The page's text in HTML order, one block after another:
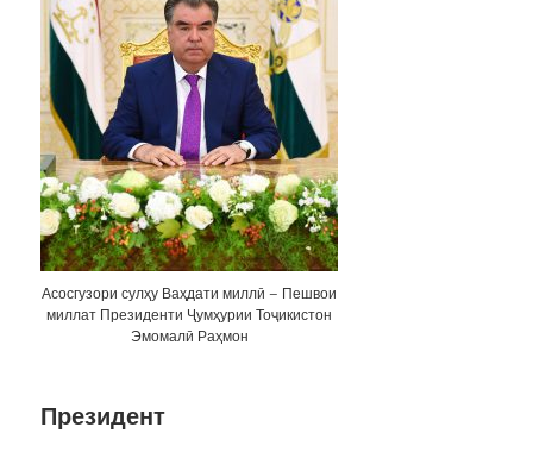
Асосгузори сулҳу Ваҳдати миллӣ – Пешвои
миллат Президенти Ҷумҳурии Тоҷикистон
Эмомалӣ Раҳмон
Президент